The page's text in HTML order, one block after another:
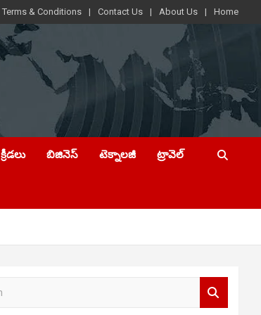
Terms & Conditions Contact Us About Us Home
క్రీడలు బిజినెస్ టెక్నాలజీ ట్రావెల్